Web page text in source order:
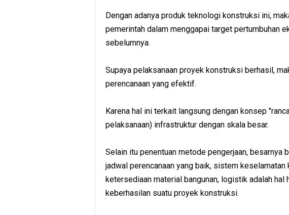
Dengan adanya produk teknologi konstruksi ini,
pemerintah dalam menggapai target pertumbuhan
sebelumnya.
Supaya pelaksanaan proyek konstruksi berhasil,
perencanaan yang efektif.
Karena hal ini terkait langsung dengan konsep
pelaksanaan) infrastruktur dengan skala besar.
Selain itu penentuan metode pengerjaan, besarnya
jadwal perencanaan yang baik, sistem keselamatan
ketersediaan material bangunan, logistik adalah hal
keberhasilan suatu proyek konstruksi.